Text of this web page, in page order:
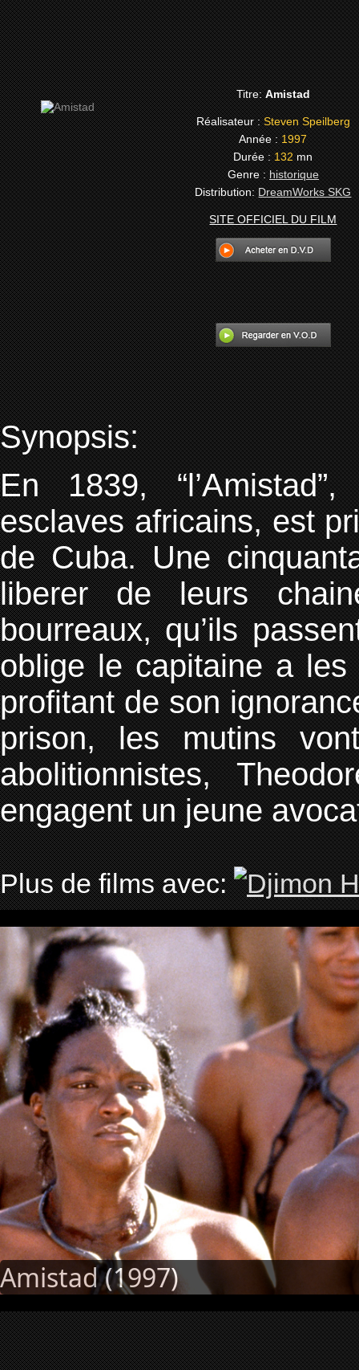
Titre:Amistad
Réalisateur :Steven Speilberg
Année :1997
Durée :132mn
Genre :historique
Distribution: DreamWorks SKG
SITE OFFICIEL DU FILM
Synopsis:
En 1839,
esclaves africains, est
de Cuba. Une
liberer de leurs
bourreaux, qu’ils
oblige le capitaine a les
profitant de son
prison, les mutins
abolitionnistes,
engagent un jeune
Plus de films avec:
Amistad (1997)